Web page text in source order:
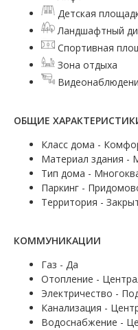
Детская
Ландшафтный
Спортивная
Зона отдыха
ОБЩИЕ
Класс дома -
Материал здания -
Тип дома -
Паркинг -
Территория -
КОММУНИКАЦИИ
Газ - Да
Отопление -
Электричество -
Канализация -
Водоснабжение -